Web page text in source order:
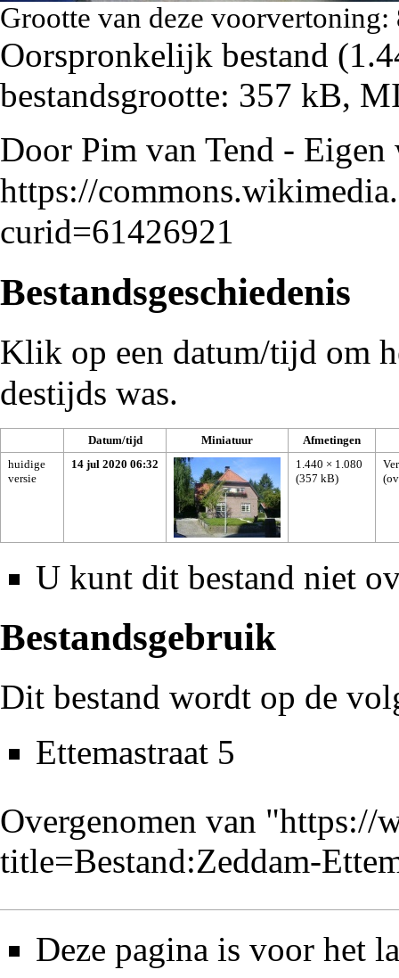
Grootte van deze voorvertoning:
Oorspronkelijk bestand
bestandsgrootte: 357 kB,
Door Pim van Tend -
https://
curid=61426921
Bestandsgeschiedenis
Klik op een datum/tijd om
destijds was.
Datum/tijd Miniatuur
Afmetingen
huidige
versie
14 jul 2020 06:32
1.440 × 1.080
(357 kB)
(
U kunt dit bestand niet
Bestandsgebruik
Dit bestand wordt op de
Ettemastraat 5
Overgenomen van "https://
title=Bestand:Zeddam-
Deze pagina is voor het